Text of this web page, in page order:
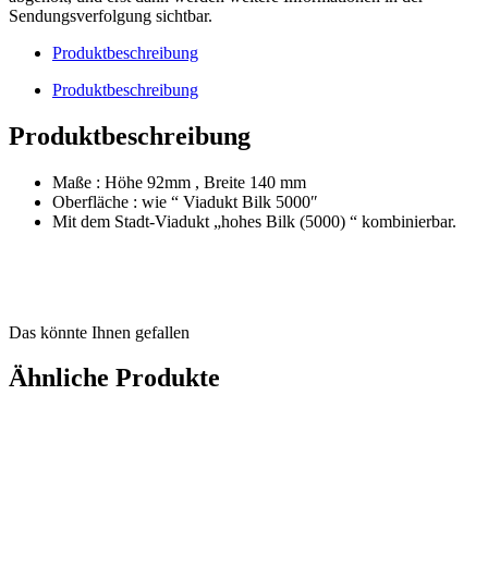
Sendungsverfolgung sichtbar.
Produktbeschreibung
Produktbeschreibung
Produktbeschreibung
Maße : Höhe 92mm , Breite 140 mm
Oberfläche : wie “ Viadukt Bilk 5000″
Mit dem Stadt-Viadukt „hohes Bilk (5000) “ kombinierbar.
Das könnte Ihnen gefallen
Ähnliche Produkte